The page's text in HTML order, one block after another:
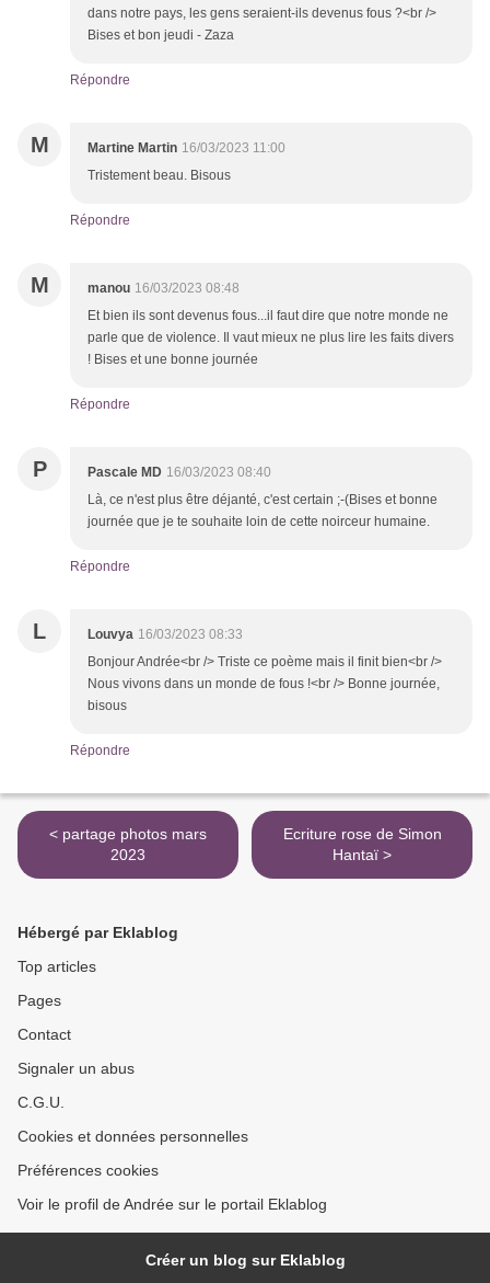
dans notre pays, les gens seraient-ils devenus fous ?<br />
Bises et bon jeudi - Zaza
Répondre
M Martine Martin 16/03/2023 11:00
Tristement beau. Bisous
Répondre
M manou 16/03/2023 08:48
Et bien ils sont devenus fous...il faut dire que notre monde ne
parle que de violence. Il vaut mieux ne plus lire les faits divers
! Bises et une bonne journée
Répondre
P Pascale MD 16/03/2023 08:40
Là, ce n'est plus être déjanté, c'est certain ;-(Bises et bonne
journée que je te souhaite loin de cette noirceur humaine.
Répondre
L Louvya 16/03/2023 08:33
Bonjour Andrée<br /> Triste ce poème mais il finit bien<br />
Nous vivons dans un monde de fous !<br /> Bonne journée,
bisous
Répondre
< partage photos mars
2023
Ecriture rose de Simon
Hantaï >
Hébergé par Eklablog
Top articles
Pages
Contact
Signaler un abus
C.G.U.
Cookies et données personnelles
Préférences cookies
Voir le profil de Andrée sur le portail Eklablog
Créer un blog sur Eklablog